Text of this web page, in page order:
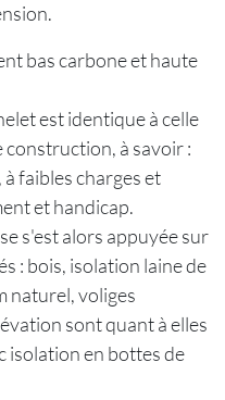
bas carbone et haute
est identique à celle
à savoir :
faibles charges et
et handicap.
s'est alors appuyée sur
: bois, isolation laine de
naturel, voliges
sont quant à elles
isolation en bottes de